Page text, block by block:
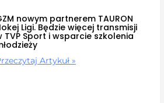
nowym partnerem TAURON
Ligi. Będzie więcej transmisji
TVP Sport i wsparcie szkolenia
Artykuł »